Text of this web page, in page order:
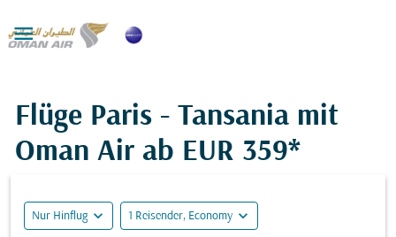

Flüge Paris - Tansania mit
Oman Air ab EUR 359*
Nur Hinflug expand_more 1 Reisender, Economy expand_more